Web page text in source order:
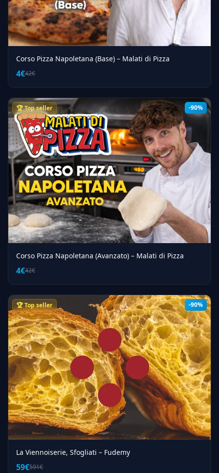
Corso Pizza Napoletana (Base) – Malati di Pizza
4€42€
-90%
🏆 Top seller
Corso Pizza Napoletana (Avanzato) – Malati di Pizza
4€42€
-90%
🏆 Top seller
La Viennoiserie, Sfogliati – Fudemy
59€591€